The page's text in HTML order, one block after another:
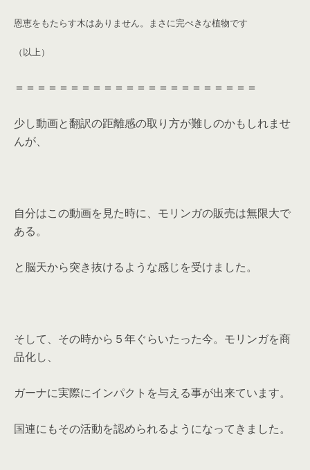
恩恵をもたらす木はありません。 まさに完ぺきな植物です
（以上）
＝＝＝＝＝＝＝＝＝＝＝＝＝＝＝＝＝＝＝＝＝＝
少し動画と翻訳の距離感の取り方が難しのかもしれませ
んが、
自分はこの動画を見た時に、モリンガの販売は無限大で
ある。
と脳天から突き抜けるような感じを受けました。
そして、その時から５年ぐらいたった今。モリンガを商
品化し、
ガーナに実際にインパクトを与える事が出来ています。
国連にもその活動を認められるようになってきました。